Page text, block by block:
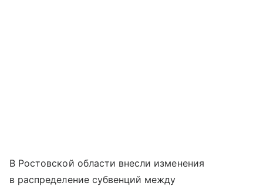
В Ростовской области внесли изменения
в распределение субвенций между